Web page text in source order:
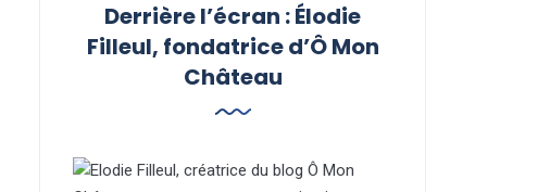
Derrière l’écran : Élodie
Filleul, fondatrice d’Ô Mon
Château